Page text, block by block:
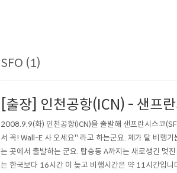
SFO (1)
[출장] 인천공항(ICN) - 샌프
2008.9.9(화) 인천공항(ICN)을 출발해 샌프란시스코
서 꼭! Wall-E 사 오세요" 라고 하는군요. 제가 탈 비행
는 곳에서 출발하는 군요. 탑승동 A까지는 새로생긴 멋
는 한국보다 16시간 이 늦고 비행시간은 약 11시간입